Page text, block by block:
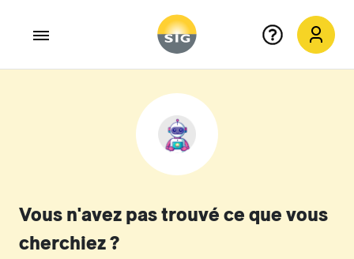
Vous n'avez pas trouvé ce que vous
cherchiez ?